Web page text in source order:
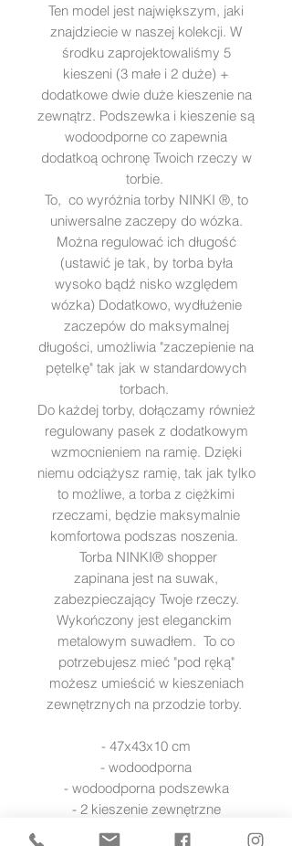
Ten model jest największym, jaki
znajdziecie w naszej kolekcji. W
środku zaprojektowaliśmy 5
kieszeni (3 małe i 2 duże) +
dodatkowe dwie duże kieszenie na
zewnątrz. Podszewka i kieszenie są
wodoodporne co zapewnia
dodatkoą ochronę Twoich rzeczy w
torbie.
To, co wyróżnia torby NINKI ®, to
uniwersalne zaczepy do wózka.
Można regulować ich długość
(ustawić je tak, by torba była
wysoko bądź nisko względem
wózka) Dodatkowo, wydłużenie
zaczepów do maksymalnej
długości, umożliwia "zaczepienie na
pętelkę" tak jak w standardowych
torbach.
Do każdej torby, dołączamy również
regulowany pasek z dodatkowym
wzmocnieniem na ramię. Dzięki
niemu odciążysz ramię, tak jak tylko
to możliwe, a torba z ciężkimi
rzeczami, będzie maksymalnie
komfortowa podszas noszenia.
Torba NINKI® shopper
zapinana jest na suwak,
zabezpieczający Twoje rzeczy.
Wykończony jest eleganckim
metalowym suwadłem. To co
potrzebujesz mieć "pod ręką"
możesz umieścić w kieszeniach
zewnętrznych na przodzie torby.
- 47x43x10 cm
- wodoodporna
- wodoodporna podszewka
- 2 kieszenie zewnętrzne
- 5 kieszenie wewnętrznych